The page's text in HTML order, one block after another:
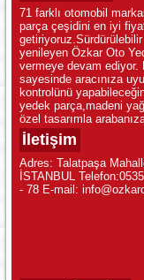
71 farklı otomobil
parça çeşidini en iyi
yenileyen Özkar Oto
vermeye devam ediyor.
sayesinde aracınıza
kontrolünü
yedek parça,madeni
özel tasarımla
İletişim
Adres: Talatpaşa
İSTANBUL
- 78 E-mail: